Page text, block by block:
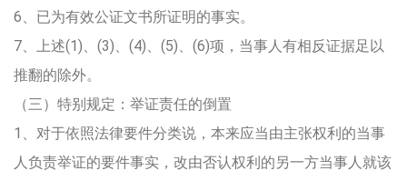
6、已为有效公证文书所证明的事实。
7、上述(1)、(3)、(4)、(5)、(6)项，当事人有相反证据足以
推翻的除外。
（三）特别规定：举证责任的倒置
1、对于依照法律要件分类说，本来应当由主张权利的当事
人负责举证的要件事实，改由否认权利的另一方当事人就该